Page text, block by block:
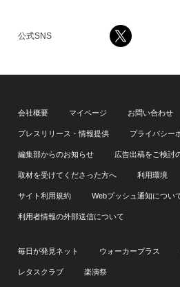
公式SNS
会社概要 マイページ お問い合わせ
プレスリリース・情報提供 プライバシー
編集部からのお知らせ 広告出稿をご検討
取材を受けてくださった方へ 利用環境
サイト利用規約 Webプッシュ通知につい
利用者情報の外部送信について
毎日が発見ネット ウォーカープラス
レタスクラブ 楽演祭